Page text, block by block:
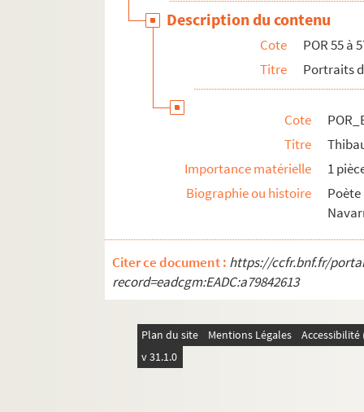
POR_Boîte 57_Pochette 04. Tieck,
POR_Boîte 57_Pochette 05. Tiercelin,
POR_Boîte 57_Pochette 06. Tillemans,
POR_Boîte 57_Pochette 07. Tillemont,
POR_Boîte 57_Pochette 08. Tillotson,
POR_Boîte 57_Pochette 09. Tilly, Jean
POR_Boîte 57_Pochette 10. Tippoo-
POR_Boîte 57_Pochette 11. Tirant,
POR_Boîte 57_Pochette 12. Tirant,
POR_Boîte 57_Pochette 13. Tirard
POR_Boîte 57_Pochette 14. Tiraqueau,
POR_Boîte 57_Pochette 15. Tissot,
POR_Boîte 57_Pochette 17. Titien
POR_Boîte 57_Pochette 18. Titus,
Description du contenu
Cote
POR 55 à
Titre
Portraits
Cote
Titre
Importance matérielle
1
Biographie ou histoire
Citer ce document : https://ccfr.bnf.fr/
record=eadcgm:EADC:a79842613
Plan du site Mentions Légales
v 31.1.0